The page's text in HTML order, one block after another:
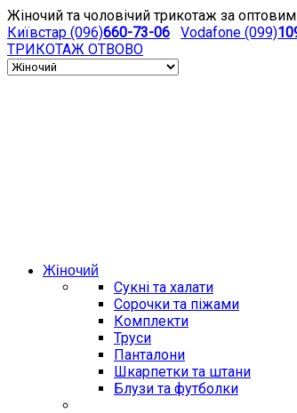
Жіночий та чоловічий трикотаж за
Київстар (096)660-73-06 Vodafone (099)
ТРИКОТАЖ ОТВОВО
Жіночий
Сукні та халати
Сорочки та піжами
Комплекти
Труси
Панталони
Шкарпетки та штани
Блузи та футболки